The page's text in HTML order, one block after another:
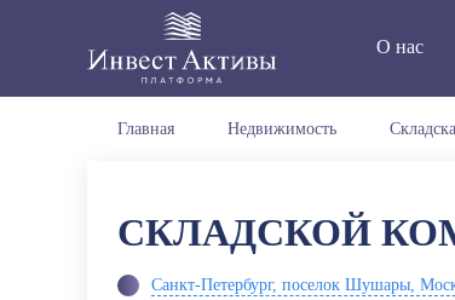
О нас
Главная Недвижимость
СКЛАДСКОЙ
Санкт-Петербург, поселок Шушары,